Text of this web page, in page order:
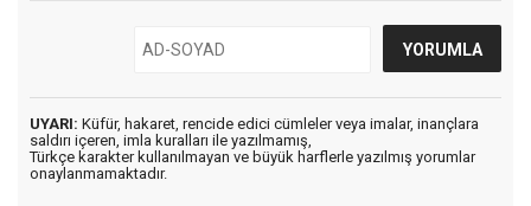
UYARI: Küfür, hakaret, rencide edici cümleler veya imalar, inançlara
saldırı içeren, imla kuralları ile yazılmamış,
Türkçe karakter kullanılmayan ve büyük harflerle yazılmış yorumlar
onaylanmamaktadır.